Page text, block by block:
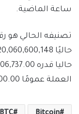
ساعة الماضية.
العملة عمومًا 21,000,000.00 بيتكوين.